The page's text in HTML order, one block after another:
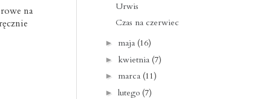
na
Urwis
Czas na czerwiec
► maja (16)
► kwietnia (7)
► marca (11)
► lutego (7)